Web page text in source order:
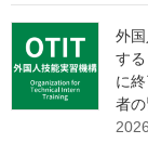
厚生労働省は、
引き続き地域共生
［別添］
１．研修の教材
外
す
に
者